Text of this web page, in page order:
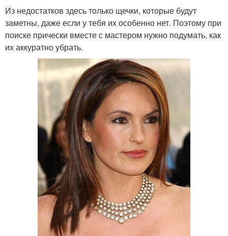
Из недостатков здесь только щечки, которые будут
заметны, даже если у тебя их особенно нет. Поэтому при
поиске прически вместе с мастером нужно подумать, как
их аккуратно убрать.